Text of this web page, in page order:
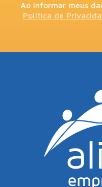
Ao informar meus
Política de